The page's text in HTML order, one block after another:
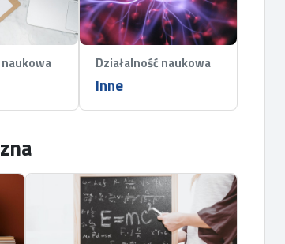
naukowa Działalność naukowa
Inne